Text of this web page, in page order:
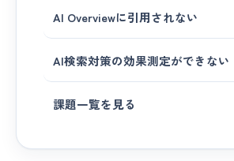
AI Overviewに引用されない
AI検索対策の効果測定ができない
課題一覧を見る